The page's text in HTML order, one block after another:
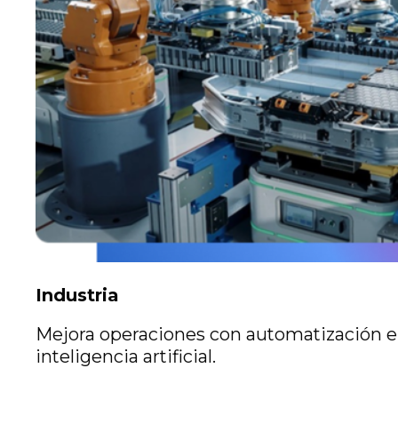
Industria
Mejora operaciones con automatización e
inteligencia artificial.